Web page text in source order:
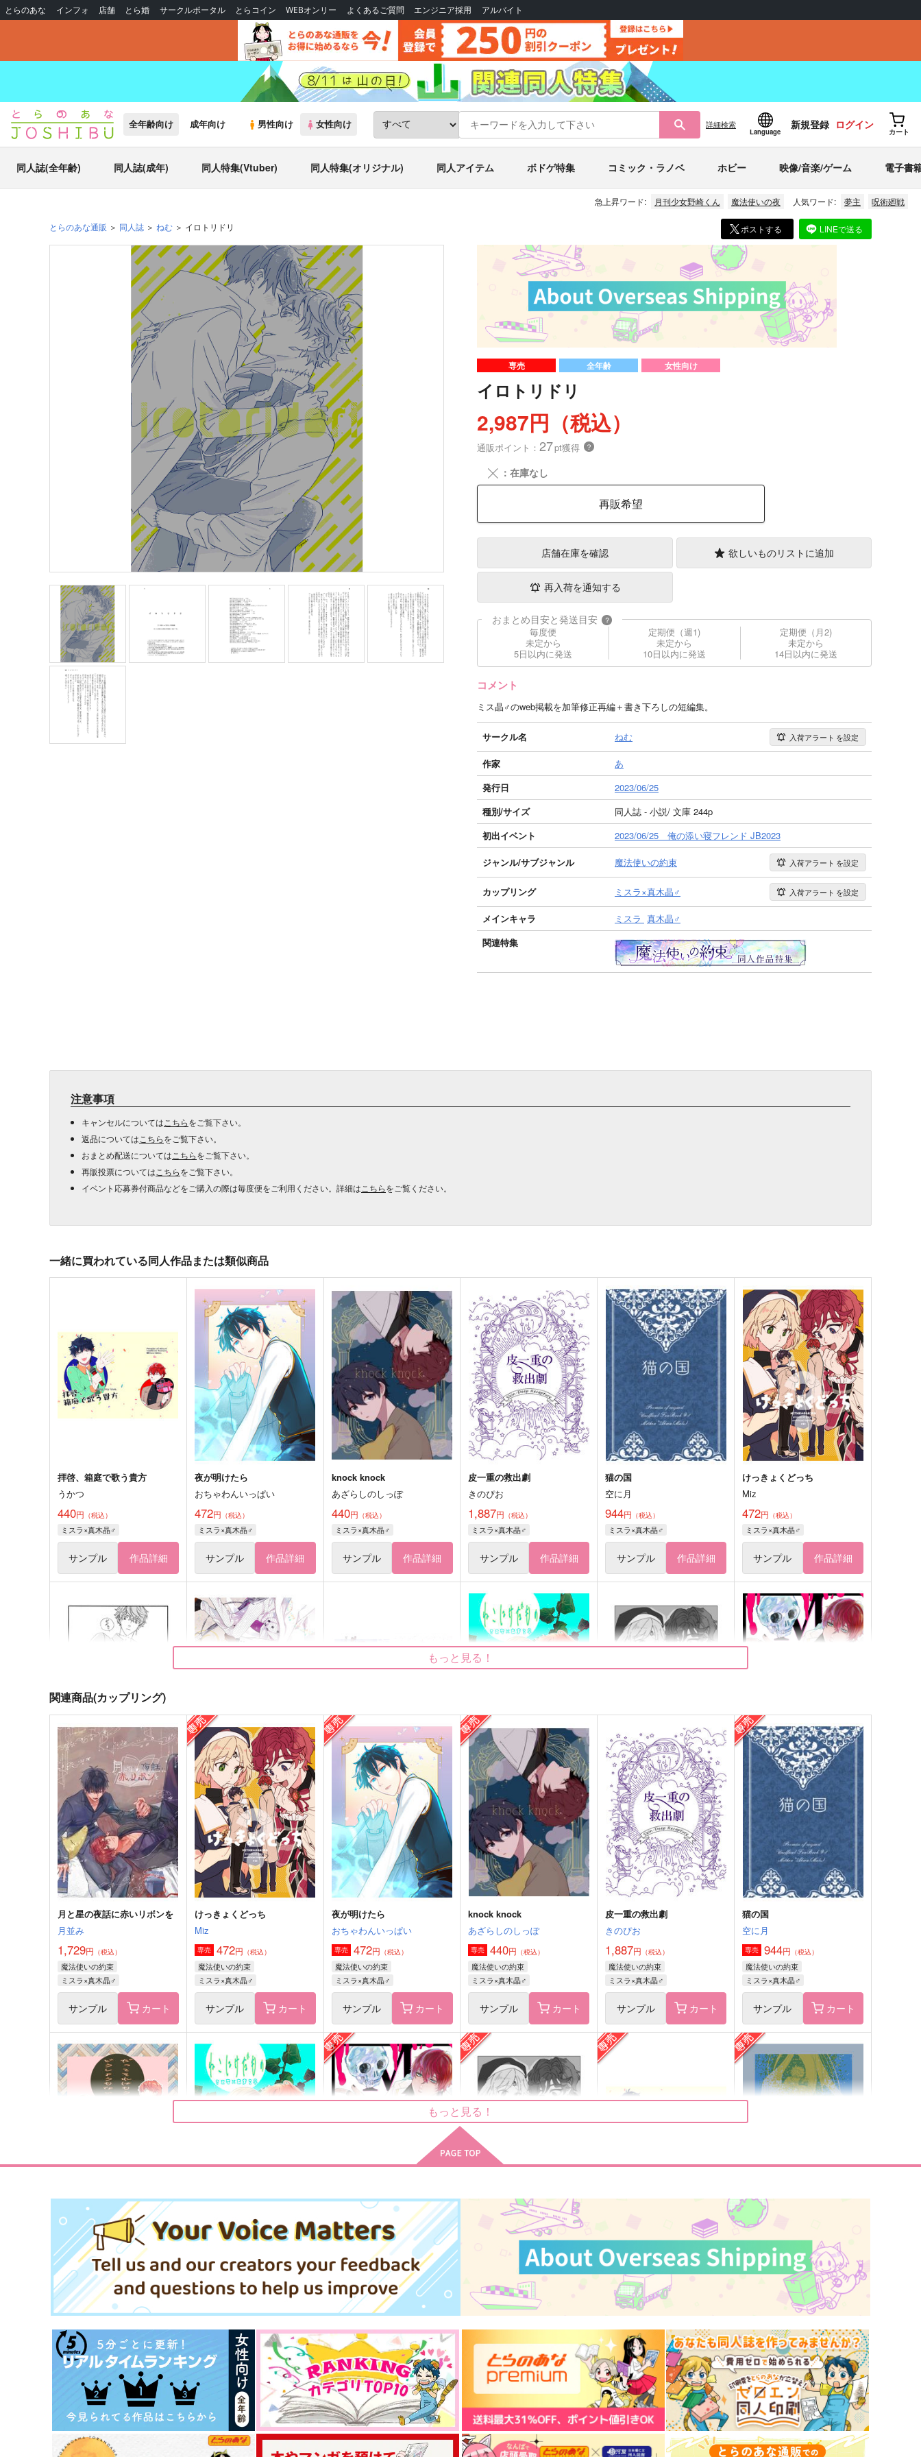
とらのあな インフォ 店舗 とら婚 サークルポータル とらコイン WEBオンリー よくあるご質問 エンジニア採用 アルバイト
全年齢向け 成年向け 男性向け 女性向け 詳細検索
Language
新規登録 ログイン
カート
同人誌(全年齢) 同人誌(成年) 同人特集(Vtuber) 同人特集(オリジナル) 同人アイテム ボドゲ特集 コミック・ラノベ ホビー 映像/音楽/ゲーム 電子書
急上昇ワード: 月刊少女野崎くん 魔法使いの夜 人気ワード: 夢主 呪術廻戦
とらのあな通販 同人誌 ねむ イロトリドリ ポストする LINEで送る
専売 全年齢 女性向け
イロトリドリ
2,987円（税込）
通販ポイント： 27pt獲得 ？
╳ ：在庫なし
再販希望
店舗在庫を確認 欲しいものリストに追加
再入荷を通知する
おまとめ目安と発送目安 ?
毎度便
未定から
5日以内に発送
定期便（週1)
未定から
10日以内に発送
定期便（月2)
未定から
14日以内に発送
コメント
ミス晶♂のweb掲載を加筆修正再編＋書き下ろしの短編集。
サークル名 ねむ 入荷アラート を設定
作家
あ
発行日
2023/06/25
種別/サイズ
同人誌 - 小説/ 文庫 244p
初出イベント
2023/06/25 俺の添い寝フレンド JB2023
ジャンル/サブジャンル 魔法使いの約束 入荷アラート を設定
カップリング ミスラ×真木晶♂ 入荷アラート を設定
メインキャラ ミスラ 真木晶♂
関連特集
注意事項
キャンセルについては こちらをご覧下さい。
返品については こちらをご覧下さい。
おまとめ配送については こちらをご覧下さい。
再販投票については こちらをご覧下さい。
イベント応募券付商品などをご購入の際は毎度便をご利用ください。詳細は こちらをご覧ください。
一緒に買われている同人作品または類似商品
拝啓、箱庭で歌う貴方
うかつ
440円 （税込）
ミスラ×真木晶♂
サンプル 作品詳細
夜が明けたら
おちゃわんいっぱい
472円 （税込）
ミスラ×真木晶♂
サンプル 作品詳細
knock knock
あざらしのしっぽ
440円 （税込）
ミスラ×真木晶♂
サンプル 作品詳細
皮一重の救出劇
きのぴお
1,887円 （税込）
ミスラ×真木晶♂
サンプル 作品詳細
猫の国
空に月
944円 （税込）
ミスラ×真木晶♂
サンプル 作品詳細
けっきょくどっち
Miz
472円 （税込）
ミスラ×真木晶♂
サンプル 作品詳細
約束はしない恋
てくてく
3,144 円（税込）
ミスラ×真木晶♂
サンプル 作品詳細
LOG+2020-2021
kamoi
2,145円（税込）
ミスラ×真木晶
サンプル 作品詳細
恋い恋い妖譚
絹ごしAカップ
1,100円（税込）
ミスラ×真木晶♀
サンプル 作品詳細
ねこにけだもの
麦わらかいと
629 円 （税込）
ミスラ×真木晶♀
サンプル 作品詳細
けっきょくどっち？準備号
Miz
157円（税込）
ミスラ×真木晶♂
サンプル 作品詳細
Mの記憶
くみさんち
（税込）
サンプル 作品詳細
月と星の夜話に赤いリボンを
だってそれはもうどうしよう
もないこと
スゴいサクちゃんと大捜索！
(1)
セレブレイテッド・プラネッ
ト I
クリアライト
1,572
真木晶
pannacotta.
1,572円（税込）
Present For You
pannacotta.
1,257
スターチスの花が降る空へ
pannacotta.
1,257円（税込）
ヒースクリフ×真木晶♀
Unknown
アカシア
787円（税込）
オーエン×真木晶♀
もっと見る！
関連商品(カップリング)
月と星の夜話に赤いリボンを
月並み
1,729円 （税込）
魔法使いの約束
ミスラ×真木晶♂
サンプル カート
けっきょくどっち
Miz
専売 472円 （税込）
魔法使いの約束
ミスラ×真木晶♂
サンプル カート
夜が明けたら
おちゃわんいっぱい
専売 472円 （税込）
魔法使いの約束
ミスラ×真木晶♂
サンプル カート
knock knock
あざらしのしっぽ
専売 440円 （税込）
魔法使いの約束
ミスラ×真木晶♂
サンプル カート
皮一重の救出劇
きのぴお
1,887円 （税込）
魔法使いの約束
ミスラ×真木晶♂
サンプル カート
猫の国
空に月
専売 944円 （税込）
魔法使いの約束
ミスラ×真木晶♂
サンプル カート
だってそれはもうどうしよう
もないこと
麦わらかいと
597円（税込）
魔法使いの約束
ミスラ×真木晶♀
サンプル カート
ねこにけだもの
629 円（税込）
魔法使いの約束
ミスラ×真木晶♀
サンプル カート
Mの記憶
専売 629円（税込）
魔法使いの約束
ミスラ×真木晶♀
サンプル カート
けっきょくどっち？準備号
（税込）
魔法使いの約束
ミスラ×真木晶♂
拝啓、箱庭で歌う貴方
うかつ
専売 440円（税込）
魔法使いの約束
ミスラ×真木晶♂
サンプル カート
その石を食べる時
てくてく
専売 1,100円（税込）
魔法使いの約束
ミスラ×真木晶♂
サンプル カート
もっと見る！